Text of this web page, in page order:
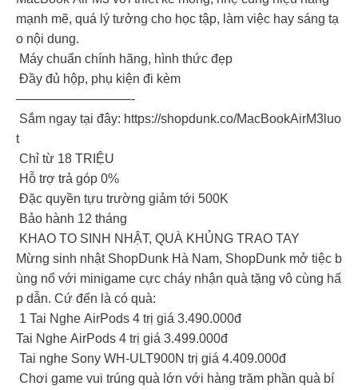
mạnh mẽ, quá lý tưởng cho học tập, làm việc hay sáng tạ
o nội dung.
Máy chuẩn chính hãng, hình thức đẹp
Đầy đủ hộp, phụ kiện đi kèm
—————————-
Sắm ngay tại đây: https://shopdunk.co/MacBookAirM3luo
t
Chỉ từ 18 TRIỆU
Hỗ trợ trả góp 0%
Đặc quyền tựu trường giảm tới 500K
Bảo hành 12 tháng
KHAO TO SINH NHẬT, QUÀ KHỦNG TRAO TAY
Mừng sinh nhật ShopDunk Hà Nam, ShopDunk mở tiệc b
ùng nổ với minigame cực cháy nhận quà tặng vô cùng hấ
p dẫn. Cứ đến là có quà:
1 Tai Nghe AirPods 4 trị giá 3.490.000đ
Tai Nghe AirPods 4 trị giá 3.499.000đ
Tai nghe Sony WH-ULT900N trị giá 4.409.000đ
Chơi game vui trúng quà lớn với hàng trăm phần quà bí